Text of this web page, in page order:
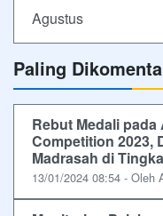
Agustus
Paling
Rebut Medali
Competition 2023,
Madrasah di
13/01/2024 08:54 - Oleh